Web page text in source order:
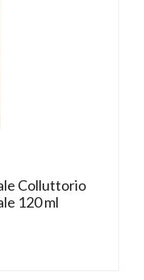
Colluttorio
120 ml